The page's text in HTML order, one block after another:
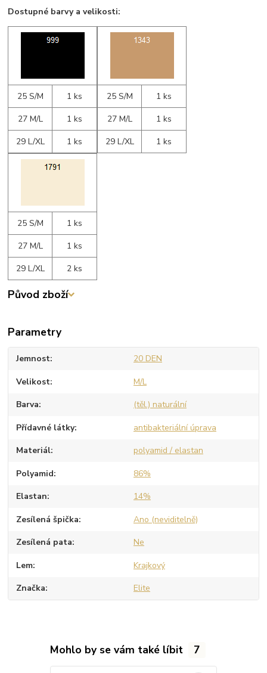
Dostupné barvy a velikosti:
25 S/M
1 ks
27 M/L
1 ks
29 L/XL
1 ks
25 S/M
1 ks
27 M/L
1 ks
29 L/XL
1 ks
25 S/M
1 ks
27 M/L
1 ks
29 L/XL
2 ks
Původ zboží
Parametry
Jemnost 20 DEN
Velikost M/L
Barva (těl.) naturální
Přídavné látky antibakteriální úprava
Materiál polyamid / elastan
Polyamid 86%
Elastan 14%
Zesílená špička Ano (neviditelně)
Zesílená pata Ne
Lem Krajkový
Značka Elite
Mohlo by se vám také líbit 7